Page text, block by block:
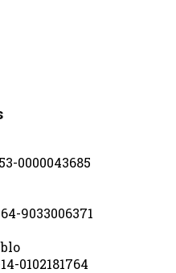
0000043685
9033006371
0102181764